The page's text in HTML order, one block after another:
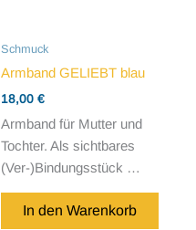
Schmuck
Armband GELIEBT blau
18,00 €
Armband für Mutter und
Tochter. Als sichtbares
(Ver-)Bindungsstück …
In den Warenkorb